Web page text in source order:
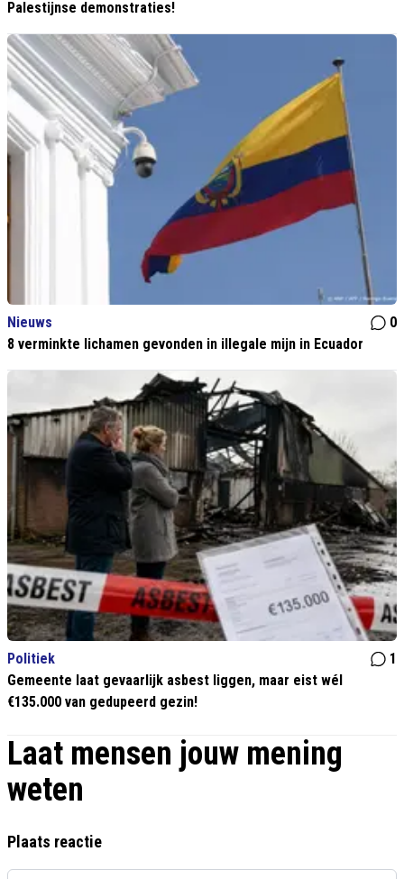
Palestijnse demonstraties!
Nieuws
0
8 verminkte lichamen gevonden in illegale mijn in Ecuador
Politiek
1
Gemeente laat gevaarlijk asbest liggen, maar eist wél
€135.000 van gedupeerd gezin!
Laat mensen jouw mening
weten
Plaats reactie